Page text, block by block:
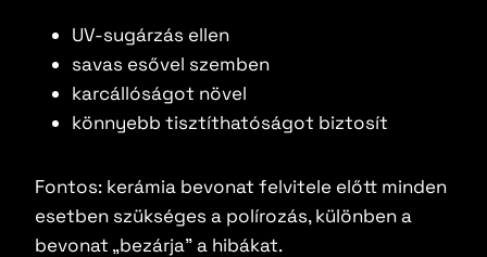
UV-sugárzás ellen
savas esővel szemben
karcállóságot növel
könnyebb tisztíthatóságot biztosít
Fontos: kerámia bevonat felvitele előtt minden
esetben szükséges a polírozás, különben a
bevonat „bezárja” a hibákat.